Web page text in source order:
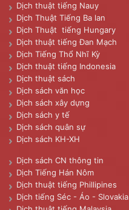
Dịch thuật tiếng Nauy
Dịch Thuật Tiếng Ba lan
Dịch Thuật tiếng Hungary
Dịch thuật tiếng Đan Mạch
Dịch Tiếng Thổ Nhĩ Kỳ
Dịch thuật tiếng Indonesia
Dịch thuật sách
Dịch sách văn học
Dịch sách xây dựng
Dịch sách y tế
Dịch sách quân sự
Dịch sách KH-XH
Dịch sách CN thông tin
Dịch Tiếng Hán Nôm
Dịch thuật tiếng Phillipines
Dịch tiếng Séc - Áo - Slovakia